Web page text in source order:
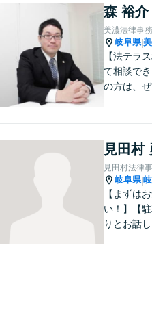
はじめとす
してきま
話くださ
森 裕介
美濃法律事
岐阜県|
【法テラ
て相談で
の方は、ぜ
見田村
見田村法律
岐阜県|
【まずは
い！】【
りとお話